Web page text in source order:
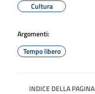
Cultura
Argomenti:
Tempo libero
INDICE DELLA PAGINA